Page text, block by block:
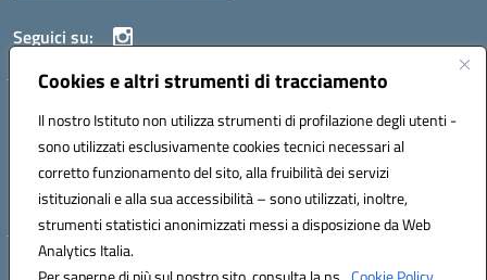
Cookies e altri strumenti di tracciamento
Il nostro Istituto non utilizza strumenti di profilazione degli utenti -
sono utilizzati esclusivamente cookies tecnici necessari al
corretto funzionamento del sito, alla fruibilità dei servizi
istituzionali e alla sua accessibilità – sono utilizzati, inoltre,
strumenti statistici anonimizzati messi a disposizione da Web
Analytics Italia.
Seguici su:
ISTITUTO ISTRUZIONE SUPERIORE ANGELO ROTH
Codice fiscale: 80004310902 Codice meccanografico: SSIS019006
Telefono: 079951627
Mail: SSIS019006@istruzione.it PEC: SSIS019006@pec.istruzione.it
Hosting & Powered by 3D Solution S.r.l.